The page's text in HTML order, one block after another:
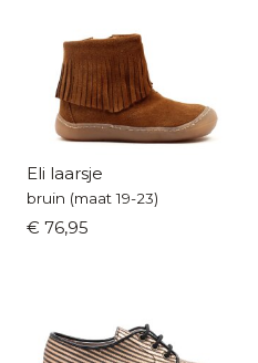
Eli laarsje
bruin (maat 19-23)
€ 76,95